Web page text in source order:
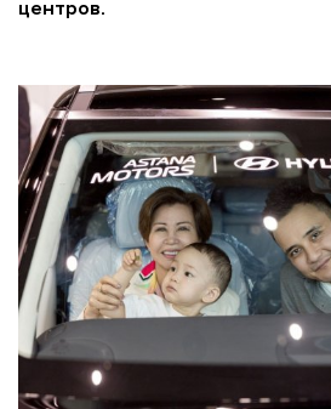
центров.